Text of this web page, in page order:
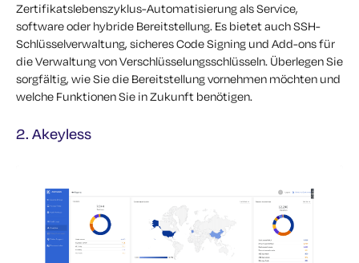
Zertifikatslebenszyklus-Automatisierung als Service,
software oder hybride Bereitstellung. Es bietet auch SSH-
Schlüsselverwaltung, sicheres Code Signing und Add-ons für
die Verwaltung von Verschlüsselungsschlüsseln. Überlegen Sie
sorgfältig, wie Sie die Bereitstellung vornehmen möchten und
welche Funktionen Sie in Zukunft benötigen.
2. Akeyless